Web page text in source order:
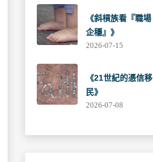
《斜槓族看『職場
企穩』》
2026-07-15
《21世紀的憑信移
民》
2026-07-08